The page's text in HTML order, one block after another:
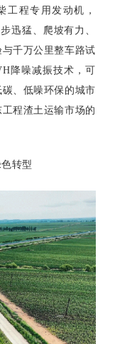
程专用发动机，
迅猛、爬坡有力、
千万公里整车路试
降噪减振技术，可
、低噪环保的城市
程渣土运输市场的
转型